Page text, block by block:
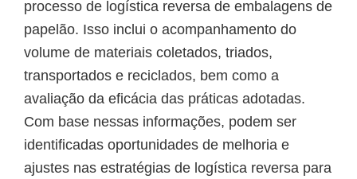
processo de logística reversa de embalagens de
papelão. Isso inclui o acompanhamento do
volume de materiais coletados, triados,
transportados e reciclados, bem como a
avaliação da eficácia das práticas adotadas.
Com base nessas informações, podem ser
identificadas oportunidades de melhoria e
ajustes nas estratégias de logística reversa para